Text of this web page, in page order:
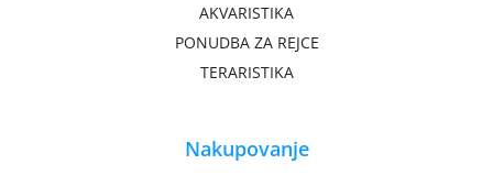
AKVARISTIKA
PONUDBA ZA REJCE
TERARISTIKA
Nakupovanje